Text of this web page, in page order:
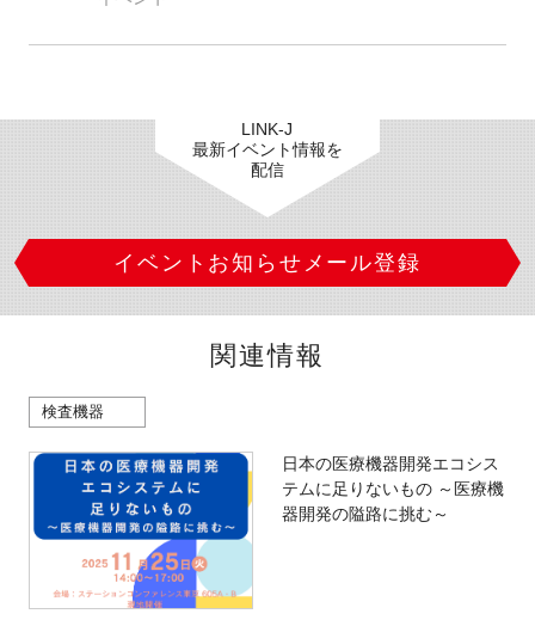
LINK-J
最新イベント情報を
配信
イベントお知らせメール登録
関連情報
検査機器
日本の医療機器開発エコシス
テムに足りないもの ～医療機
器開発の隘路に挑む～